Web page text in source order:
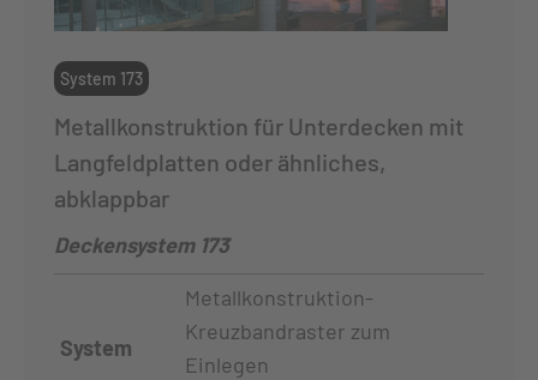
System 173
Metallkonstruktion für Unterdecken mit
Langfeldplatten oder ähnliches,
abklappbar
Deckensystem 173
System
Metallkonstruktion-
Kreuzbandraster zum
Einlegen